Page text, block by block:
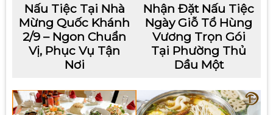
Nấu Tiệc Tại Nhà
Mừng Quốc Khánh
2/9 – Ngon Chuẩn
Vị, Phục Vụ Tận
Nơi
Nhận Đặt Nấu Tiệc
Ngày Giỗ Tổ Hùng
Vương Trọn Gói
Tại Phường Thủ
Dầu Một